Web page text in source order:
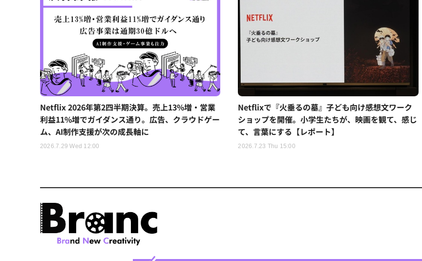
Netflix 2026年第2四半期決算。売上13%増・営業
利益11%増でガイダンス通り。広告、クラウドゲー
ム、AI制作支援が次の成長軸に
2026.7.29 Wed 12:00
Netflixで『火垂るの墓』子ども向け感想文ワーク
ショップを開催。小学生たちが、映画を観て、感じ
て、言葉にする【レポート】
2026.7.23 Thu 15:00